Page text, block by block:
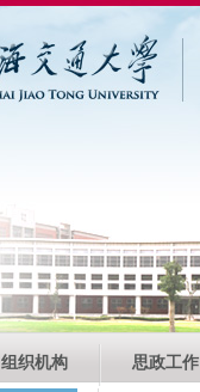
组织机构 思政工作